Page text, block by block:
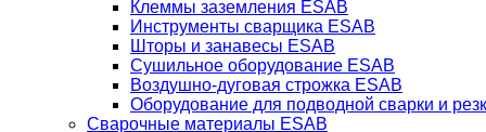
Клеммы заземления ESAB
Инструменты сварщика ESAB
Шторы и занавесы ESAB
Сушильное оборудование ESAB
Воздушно-дуговая строжка ESAB
Оборудование для подводной сварки и
Сварочные материалы ESAB